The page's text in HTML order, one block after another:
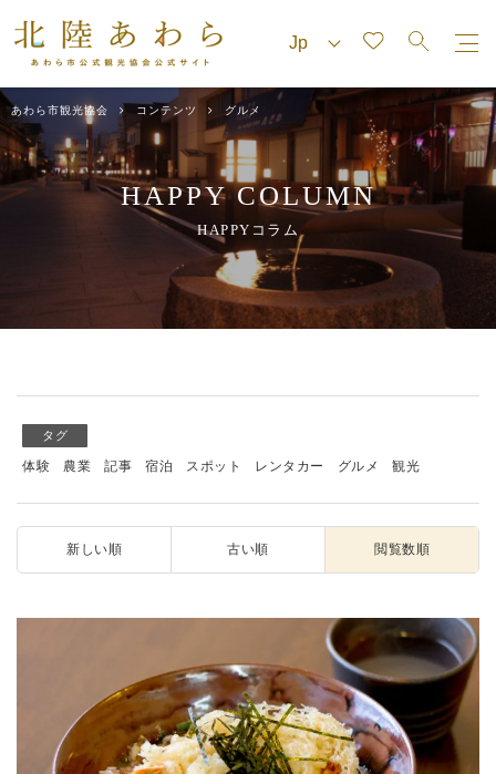
あわら市観光協会 コンテンツ グルメ
HAPPY COLUMN
HAPPYコラム
タグ
体験 農業 記事 宿泊 スポット レンタカー グルメ 観光
新しい順 古い順 閲覧数順